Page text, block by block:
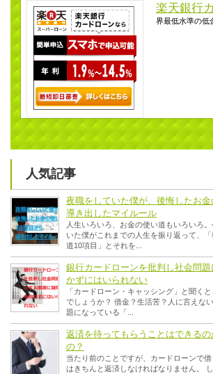
楽天銀行
界最低水準の低
人気記事
夜職をしていた僕が、後悔したお
導き出したマイルール
人生いろいろ、お金の使い道もいろいろ
いた僕がこれまでの人生を振り返って、
道10項目」とそれを...
銀行カードローンを批判し社会問
かずにはいられない
「カードローン・キャッシング」と聞く
でしょうか？ 借金？生活苦？人に言えな
題になっている「...
返済を待ってもらうことはできる
の？
当たり前のことですが、カードローンで
はきちんと返済しなければなりません。